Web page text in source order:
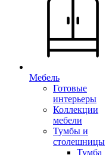
Мебель
Готовые
интерьеры
Коллекции
мебели
Тумбы и
столешницы
Тумба